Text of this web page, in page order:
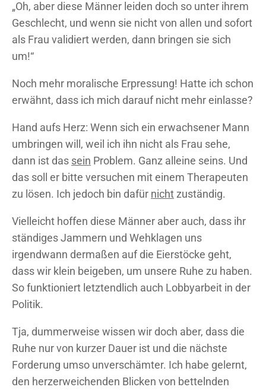
„Oh, aber diese Männer leiden doch so unter ihrem
Geschlecht, und wenn sie nicht von allen und sofort
als Frau validiert werden, dann bringen sie sich
um!“
Noch mehr moralische Erpressung! Hatte ich schon
erwähnt, dass ich mich darauf nicht mehr einlasse?
Hand aufs Herz: Wenn sich ein erwachsener Mann
umbringen will, weil ich ihn nicht als Frau sehe,
dann ist das sein Problem. Ganz alleine seins. Und
das soll er bitte versuchen mit einem Therapeuten
zu lösen. Ich jedoch bin dafür nicht zuständig.
Vielleicht hoffen diese Männer aber auch, dass ihr
ständiges Jammern und Wehklagen uns
irgendwann dermaßen auf die Eierstöcke geht,
dass wir klein beigeben, um unsere Ruhe zu haben.
So funktioniert letztendlich auch Lobbyarbeit in der
Politik.
Tja, dummerweise wissen wir doch aber, dass die
Ruhe nur von kurzer Dauer ist und die nächste
Forderung umso unverschämter. Ich habe gelernt,
den herzerweichenden Blicken von bettelnden